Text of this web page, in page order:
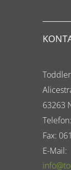
63263
Fax:
E-Mail: